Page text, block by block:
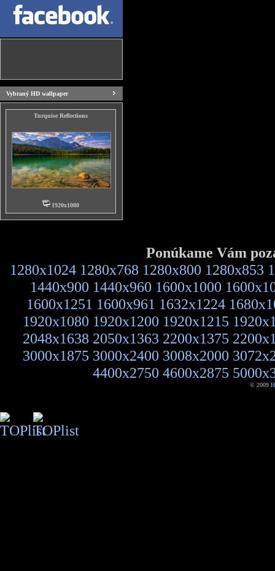
Vybraný HD wallpaper
Turquise Reflections
1920x1080
Ponúkame Vám
1280x1024 1280x768 1280x800 1280x853
1440x900 1440x960 1600x1000
1600x1251 1600x961 1632x1224
1920x1080 1920x1200 1920x1215
2048x1638 2050x1363 2200x1375
3000x1875 3000x2400 3008x2000
4400x2750 4600x2875
© 2009